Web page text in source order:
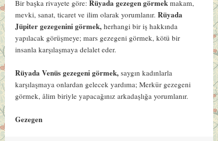
Bir başka rivayete göre:Rüyada gezegen görmek makam,
mevki, sanat, ticaret ve ilim olarak yorumlanır.Rüyada
Jüpiter gezegenini görmek,herhangi bir iş hakkında
yapılacak görüşmeye; mars gezegeni görmek, kötü bir
insanla karşılaşmaya delalet eder.
Rüyada Venüs gezegeni görmek, saygın kadınlarla
karşılaşmaya onlardan gelecek yardıma; Merkür gezegeni
görmek, âlim biriyle yapacağınız arkadaşlığa yorumlanır.
Gezegen